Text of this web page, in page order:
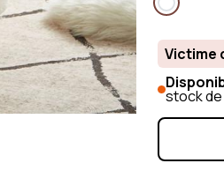
Victime
stock